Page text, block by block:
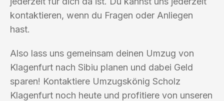
kontaktieren, wenn du Fragen oder Anliegen
hast.
Also lass uns gemeinsam deinen Umzug von
Klagenfurt nach Sibiu planen und dabei Geld
sparen! Kontaktiere Umzugskönig Scholz
Klagenfurt noch heute und profitiere von unseren